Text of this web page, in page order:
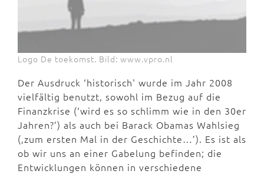
Logo De toekomst. Bild: www.vpro.nl
Der Ausdruck ‘historisch' wurde im Jahr 2008
vielfältig benutzt, sowohl im Bezug auf die
Finanzkrise (‘wird es so schlimm wie in den 30er
Jahren?’) als auch bei Barack Obamas Wahlsieg
(‚zum ersten Mal in der Geschichte…’). Es ist als
ob wir uns an einer Gabelung befinden; die
Entwicklungen können in verschiedene